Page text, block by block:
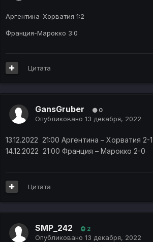
Аргентина-Хорватия 1:2
Франция-Марокко 3:0
Цитата
GansGruber 0
Опубликовано 13 декабря, 2022
13.12.2022 21:00 Аргентина – Хорватия 2-1
14.12.2022 21:00 Франция – Марокко 2-0
Цитата
SMP_242 2
Опубликовано 13 декабря, 2022